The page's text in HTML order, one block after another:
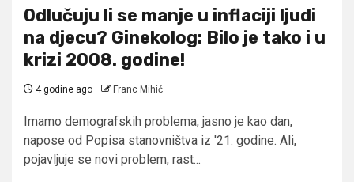
Odlučuju li se manje u inflaciji ljudi
na djecu? Ginekolog: Bilo je tako i u
krizi 2008. godine!
4 godine ago Franc Mihić
Imamo demografskih problema, jasno je kao dan,
napose od Popisa stanovništva iz '21. godine. Ali,
pojavljuje se novi problem, rast...